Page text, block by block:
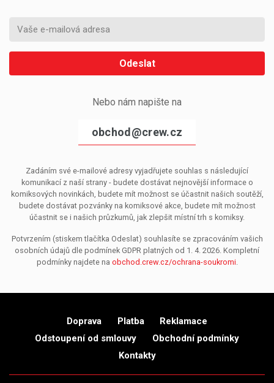
Odeslat
Nebo nám napište na
obchod@crew.cz
Zadáním své e-mailové adresy vyjadřujete souhlas s následující
komunikací z naší strany - budete dostávat nejnovější informace o
komiksových novinkách, budete mít možnost se účastnit našich soutěží,
budete dostávat pozvánky na komiksové akce, budete mít možnost
účastnit se i našich průzkumů, jak zlepšit místní trh s komiksy.
Potvrzením (stiskem tlačítka Odeslat) souhlasíte se zpracováním vašich
osobních údajů dle podmínek GDPR platných od 1. 4. 2026. Kompletní
podmínky najdete na obchod.crew.cz/ochrana-soukromi.
Doprava Platba
Reklamace
Odstoupení od smlouvy
Obchodní podmínky
Kontakty